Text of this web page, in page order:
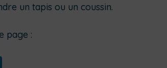
un tapis ou un coussin.
page :